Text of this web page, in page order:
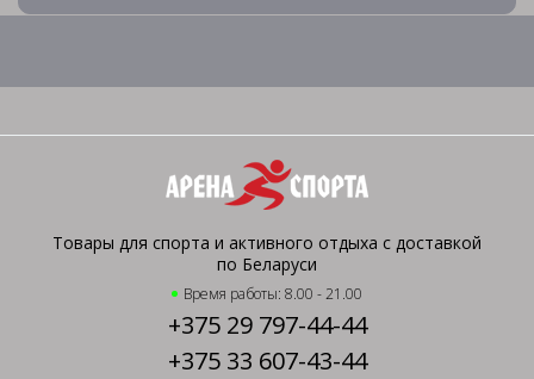
Товары для спорта и активного отдыха с доставкой
по Беларуси
Время работы: 8.00 - 21.00
+375 29 797-44-44
+375 33 607-43-44